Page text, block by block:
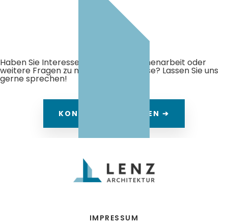
Haben Sie Interesse an einer Zusammenarbeit oder
weitere Fragen zu meiner Arbeitsweise? Lassen Sie uns
gerne sprechen!
KONTAKT AUFNEHMEN ➔
IMPRESSUM